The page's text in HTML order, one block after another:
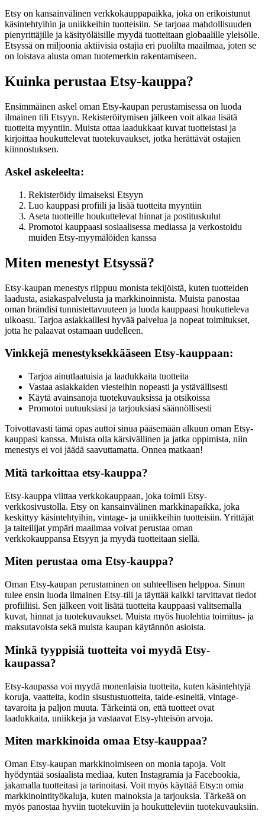
Etsy on kansainvälinen verkkokauppapaikka, joka on erikoistunut
käsintehtyihin ja uniikkeihin tuotteisiin. Se tarjoaa mahdollisuuden
pienyrittäjille ja käsityöläisille myydä tuotteitaan globaalille yleisölle.
Etsyssä on miljoonia aktiivisia ostajia eri puolilta maailmaa, joten se
on loistava alusta oman tuotemerkin rakentamiseen.
Kuinka perustaa Etsy-kauppa?
Ensimmäinen askel oman Etsy-kaupan perustamisessa on luoda
ilmainen tili Etsyyn. Rekisteröitymisen jälkeen voit alkaa lisätä
tuotteita myyntiin. Muista ottaa laadukkaat kuvat tuotteistasi ja
kirjoittaa houkuttelevat tuotekuvaukset, jotka herättävät ostajien
kiinnostuksen.
Askel askeleelta:
Rekisteröidy ilmaiseksi Etsyyn
Luo kauppasi profiili ja lisää tuotteita myyntiin
Aseta tuotteille houkuttelevat hinnat ja postituskulut
Promotoi kauppaasi sosiaalisessa mediassa ja verkostoidu
muiden Etsy-myymälöiden kanssa
Miten menestyt Etsyssä?
Etsy-kaupan menestys riippuu monista tekijöistä, kuten tuotteiden
laadusta, asiakaspalvelusta ja markkinoinnista. Muista panostaa
oman brändisi tunnistettavuuteen ja luoda kauppaasi houkutteleva
ulkoasu. Tarjoa asiakkaillesi hyvää palvelua ja nopeat toimitukset,
jotta he palaavat ostamaan uudelleen.
Vinkkejä menestyksekkääseen Etsy-kauppaan:
Tarjoa ainutlaatuisia ja laadukkaita tuotteita
Vastaa asiakkaiden viesteihin nopeasti ja ystävällisesti
Käytä avainsanoja tuotekuvauksissa ja otsikoissa
Promotoi uutuuksiasi ja tarjouksiasi säännöllisesti
Toivottavasti tämä opas auttoi sinua pääsemään alkuun oman Etsy-
kauppasi kanssa. Muista olla kärsivällinen ja jatka oppimista, niin
menestys ei voi jäädä saavuttamatta. Onnea matkaan!
Mitä tarkoittaa etsy-kauppa?
Etsy-kauppa viittaa verkkokauppaan, joka toimii Etsy-
verkkosivustolla. Etsy on kansainvälinen markkinapaikka, joka
keskittyy käsintehtyihin, vintage- ja uniikkeihin tuotteisiin. Yrittäjät
ja taiteilijat ympäri maailmaa voivat perustaa oman
verkkokauppansa Etsyyn ja myydä tuotteitaan siellä.
Miten perustaa oma Etsy-kauppa?
Oman Etsy-kaupan perustaminen on suhteellisen helppoa. Sinun
tulee ensin luoda ilmainen Etsy-tili ja täyttää kaikki tarvittavat tiedot
profiiliisi. Sen jälkeen voit lisätä tuotteita kauppaasi valitsemalla
kuvat, hinnat ja tuotekuvaukset. Muista myös huolehtia toimitus- ja
maksutavoista sekä muista kaupan käytännön asioista.
Minkä tyyppisiä tuotteita voi myydä Etsy-
kaupassa?
Etsy-kaupassa voi myydä monenlaisia tuotteita, kuten käsintehtyjä
koruja, vaatteita, kodin sisustustuotteita, taide-esineitä, vintage-
tavaroita ja paljon muuta. Tärkeintä on, että tuotteet ovat
laadukkaita, uniikkeja ja vastaavat Etsy-yhteisön arvoja.
Miten markkinoida omaa Etsy-kauppaa?
Oman Etsy-kaupan markkinoimiseen on monia tapoja. Voit
hyödyntää sosiaalista mediaa, kuten Instagramia ja Facebookia,
jakamalla tuotteitasi ja tarinoitasi. Voit myös käyttää Etsy:n omia
markkinointityökaluja, kuten mainoksia ja tarjouksia. Tärkeää on
myös panostaa hyviin tuotekuviin ja houkutteleviin tuotekuvauksiin.